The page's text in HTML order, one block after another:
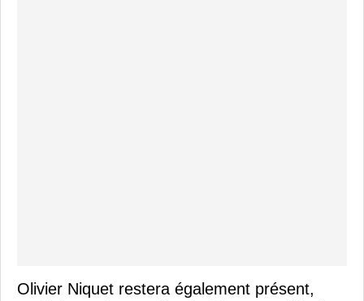
Olivier Niquet restera également présent,